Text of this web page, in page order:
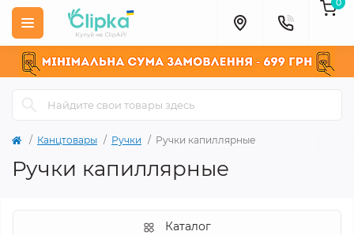
Канцтовары Ручки Ручки капиллярные
Ручки капиллярные
Каталог